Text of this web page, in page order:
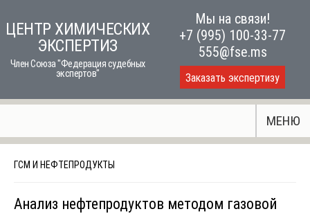
toЦЕНТР ХИМИЧЕСКИХ
ЭКСПЕРТИЗ
Член Союза "Федерация судебных
экспертов"
Мы на связи!
+7 (995) 100-33-77
555@fse.ms
Заказать экспертизу
МЕНЮ
ГСМ И НЕФТЕПРОДУКТЫ
Анализ нефтепродуктов методом газовой